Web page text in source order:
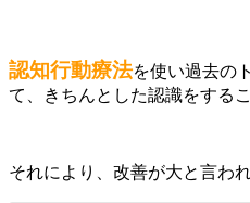
認知行動療法を使い過去の
て、きちんとした認識をする
それにより、改善が大と言わ